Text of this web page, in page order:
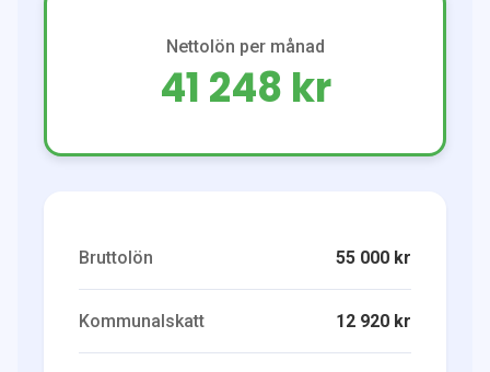
Nettolön per månad
41 248 kr
Bruttolön 55 000 kr
Kommunalskatt 12 920 kr